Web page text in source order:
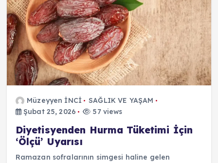
Müzeyyen İNCİ
SAĞLIK VE YAŞAM
Şubat 25, 2026
57 views
Diyetisyenden Hurma Tüketimi İçin
‘Ölçü’ Uyarısı
Ramazan sofralarının simgesi haline gelen